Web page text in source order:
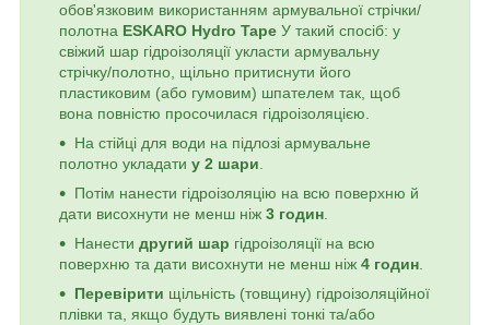
обов'язковим використанням армувальної стрічки/
полотна ESKARO Hydro Tape У такий спосіб: у
свіжий шар гідроізоляції укласти армувальну
стрічку/полотно, щільно притиснути його
пластиковим (або гумовим) шпателем так, щоб
вона повністю просочилася гідроізоляцією.
На стійці для води на підлозі армувальне
полотно укладати у 2 шари.
Потім нанести гідроізоляцію на всю поверхню й
дати висохнути не менш ніж 3 годин.
Нанести другий шар гідроізоляції на всю
поверхню та дати висохнути не менш ніж 4 годин.
Перевірити щільність (товщину) гідроізоляційної
плівки та, якщо будуть виявлені тонкі та/або